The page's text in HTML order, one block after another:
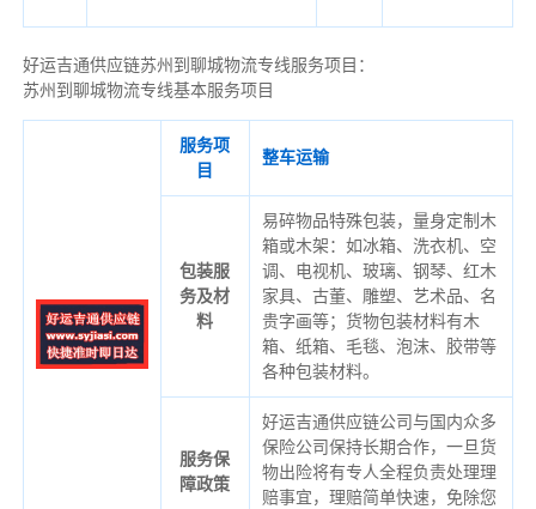
好运吉通供应链苏州到聊城物流专线服务项目：
苏州到聊城物流专线基本服务项目
服务项
目
整车运输
包装服
务及材
料
易碎物品特殊包装，量身定制木
箱或木架：如冰箱、洗衣机、空
调、电视机、玻璃、钢琴、红木
家具、古董、雕塑、艺术品、名
贵字画等；货物包装材料有木
箱、纸箱、毛毯、泡沫、胶带等
各种包装材料。
服务保
障政策
好运吉通供应链公司与国内众多
保险公司保持长期合作，一旦货
物出险将有专人全程负责处理理
赔事宜，理赔简单快速，免除您